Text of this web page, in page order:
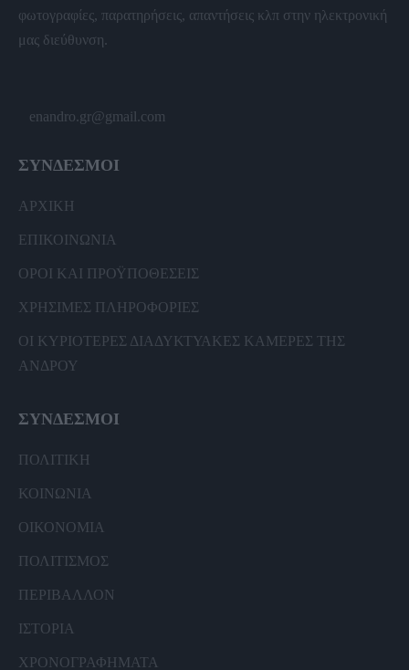
φωτογραφίες, παρατηρήσεις, απαντήσεις κλπ στην ηλεκτρονική
μας διεύθυνση.
enandro.gr@gmail.com
ΣΥΝΔΕΣΜΟΙ
ΑΡΧΙΚΗ
ΕΠΙΚΟΙΝΩΝΙΑ
ΟΡΟΙ ΚΑΙ ΠΡΟΫΠΟΘΕΣΕΙΣ
ΧΡΗΣΙΜΕΣ ΠΛΗΡΟΦΟΡΙΕΣ
ΟΙ ΚΥΡΙΟΤΕΡΕΣ ΔΙΑΔΥΚΤΥΑΚΕΣ ΚΑΜΕΡΕΣ ΤΗΣ
ΑΝΔΡΟΥ
ΣΥΝΔΕΣΜΟΙ
ΠΟΛΙΤΙΚΗ
ΚΟΙΝΩΝΙΑ
ΟΙΚΟΝΟΜΙΑ
ΠΟΛΙΤΙΣΜΟΣ
ΠΕΡΙΒΑΛΛΟΝ
ΙΣΤΟΡΙΑ
ΧΡΟΝΟΓΡΑΦΗΜΑΤΑ